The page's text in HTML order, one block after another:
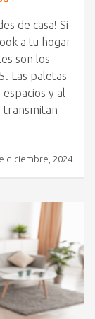
de casa! Si
a tu hogar
son los
Las paletas
y al
transmitan
diciembre, 2024